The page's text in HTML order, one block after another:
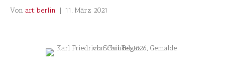
Von art:berlin | 11. März 2021